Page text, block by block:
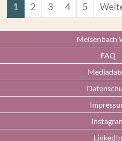
1 2 3 4 5
Meisenbach
FAQ
LinkedIn